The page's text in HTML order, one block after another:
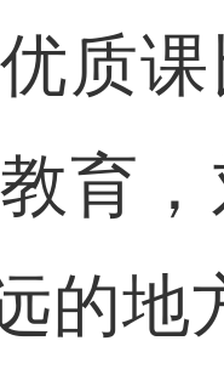
质
育
的地